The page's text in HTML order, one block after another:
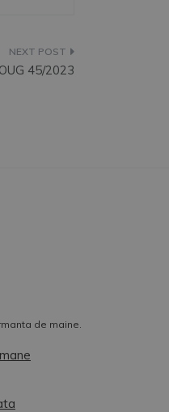
OUG 45/2023
de maine.